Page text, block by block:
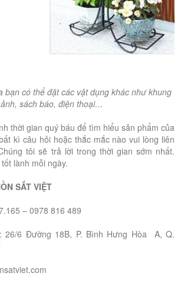
bạn có thể đặt các vật dụng khác như khung
ảnh, sách báo, điện thoại…
thời gian quý báu để tìm hiểu sản phẩm của
kì câu hỏi hoặc thắc mắc nào vui lòng liên
tôi sẽ trả lời trong thời gian sớm nhất.
lành mỗi ngày.
SẮT VIỆT
– 0978 816 489
26/6 Đường 18B, P. Bình Hưng Hòa A, Q.